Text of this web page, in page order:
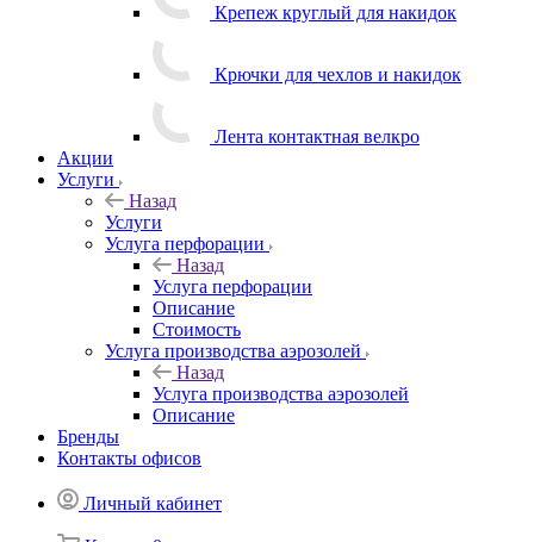
Крепеж круглый для накидок
Крючки для чехлов и накидок
Лента контактная велкро
Акции
Услуги
Назад
Услуги
Услуга перфорации
Назад
Услуга перфорации
Описание
Стоимость
Услуга производства аэрозолей
Назад
Услуга производства аэрозолей
Описание
Бренды
Контакты офисов
Личный кабинет